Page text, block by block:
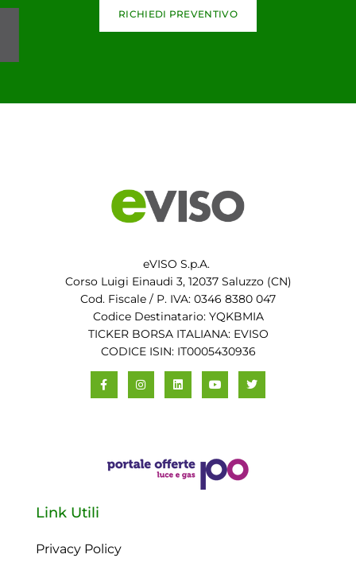
RICHIEDI PREVENTIVO
eVISO S.p.A.
Corso Luigi Einaudi 3, 12037 Saluzzo (CN)
Cod. Fiscale / P. IVA: 0346 8380 047
Codice Destinatario: YQKBMIA
TICKER BORSA ITALIANA: EVISO
CODICE ISIN: IT0005430936
Link Utili
Privacy Policy